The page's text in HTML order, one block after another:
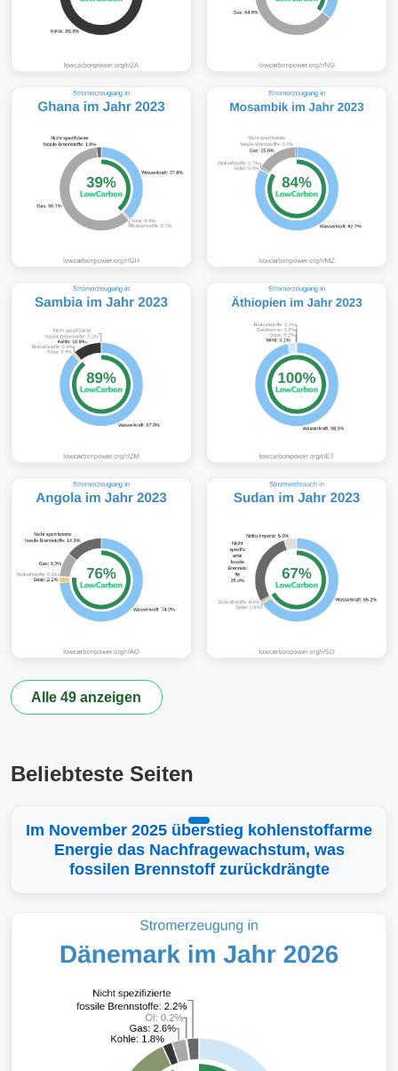
Alle 49 anzeigen
Beliebteste Seiten
Im November 2025 überstieg kohlenstoffarme
Energie das Nachfragewachstum, was
fossilen Brennstoff zurückdrängte